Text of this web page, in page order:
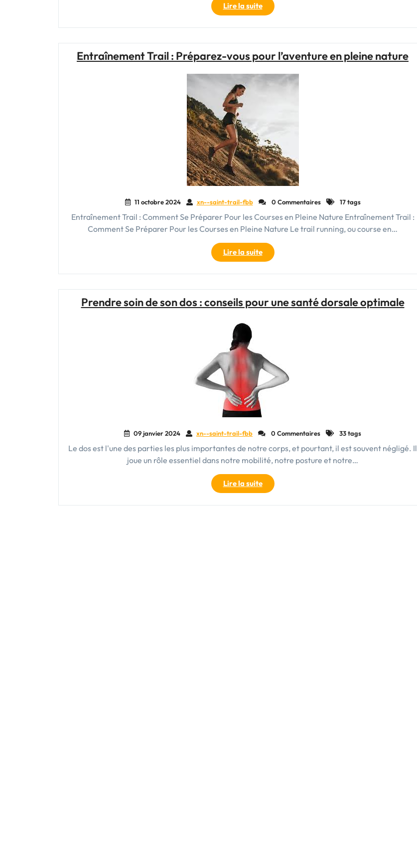
Lire la suite"Le
Sac
de
Dos
à
Roulette
Idéal
pour
Tous
vos
Déplacements"
Entraînement Trail : Préparez-vous pour l’aventure en pleine nature
11 octobre 2024 xn--saint-trail-fbb 0 Commentaires 17 tags
Entraînement Trail : Comment Se Préparer Pour les Courses en Pleine Nature Entraînement Trail :
Comment Se Préparer Pour les Courses en Pleine Nature Le trail running, ou course en…
Lire la suite"Entraînement
Trail
:
pour
Prendre soin de son dos : conseils pour une santé dorsale optimale
09 janvier 2024 xn--saint-trail-fbb 0 Commentaires 33 tags
Le dos est l'une des parties les plus importantes de notre corps, et pourtant, il est souvent négligé. Il
joue un rôle essentiel dans notre mobilité, notre posture et notre…
Lire la suite"Prendre
soin
de